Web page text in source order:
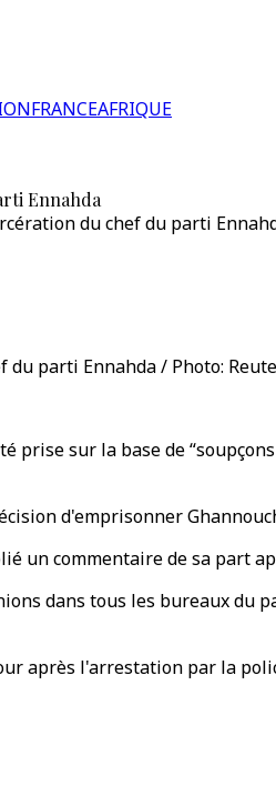
FRANCEAFRIQUE
Ennahda
du chef du parti
parti Ennahda / Photo:
prise sur la base de
d'emprisonner
un commentaire de sa part
dans tous les bureaux du
après l'arrestation par la